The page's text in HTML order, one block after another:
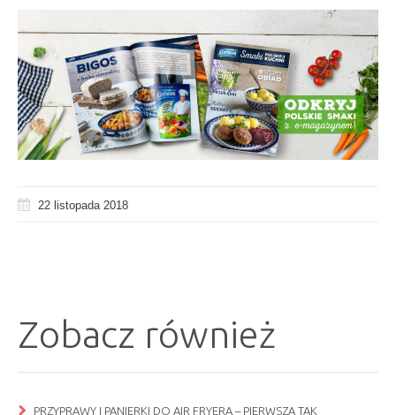
22 listopada 2018
Zobacz również
PRZYPRAWY I PANIERKI DO AIR FRYERA – PIERWSZA TAK